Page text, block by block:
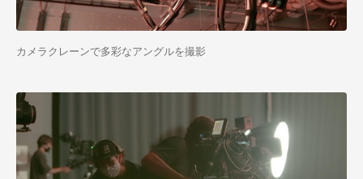
カメラクレーンで多彩なアングルを撮影